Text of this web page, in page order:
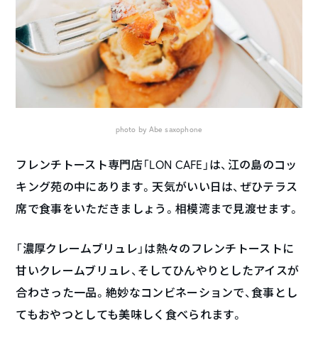
photo by Abe saxophone
フレンチトースト専門店「LON CAFE」は、江の島のコッ
キング苑の中にあります。天気がいい日は、ぜひテラス
席で食事をいただきましょう。相模湾まで見渡せます。
「濃厚クレームブリュレ」は熱々のフレンチトーストに
甘いクレームブリュレ、そしてひんやりとしたアイスが
合わさった一品。絶妙なコンビネーションで、食事とし
てもおやつとしても美味しく食べられます。